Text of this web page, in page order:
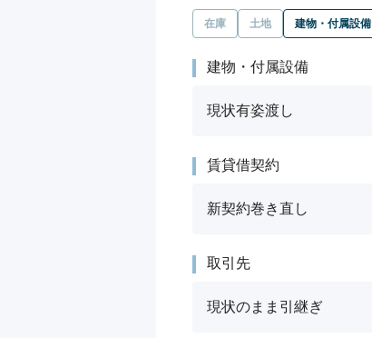
在庫 土地 建物・付属設備
建物・付属設備
現状有姿渡し
賃貸借契約
新契約巻き直し
取引先
現状のまま引継ぎ